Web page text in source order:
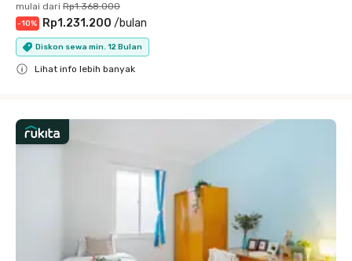
mulai dari Rp1.368.000
-10% Rp1.231.200 /bulan
Diskon sewa min. 12 Bulan
Lihat info lebih banyak